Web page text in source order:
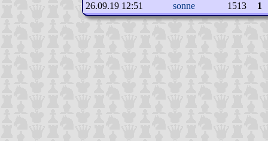
26.09.19 12:51 sonne 1513 1